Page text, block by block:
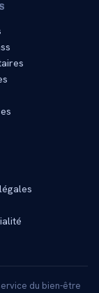
du bien-être